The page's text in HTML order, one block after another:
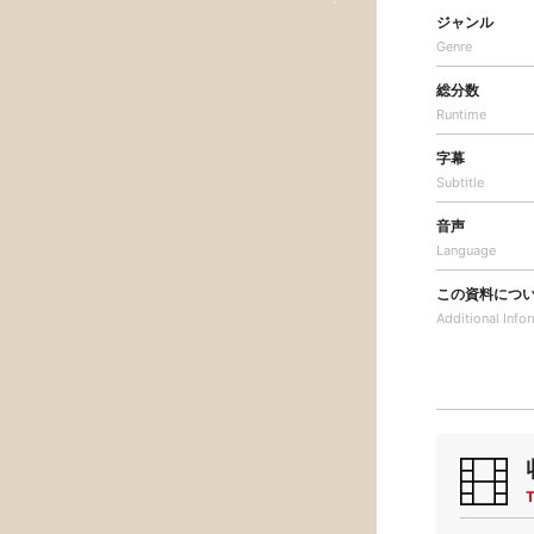
ジャンル
Genre
総分数
Runtime
字幕
Subtitle
音声
Language
この資料につ
Additional